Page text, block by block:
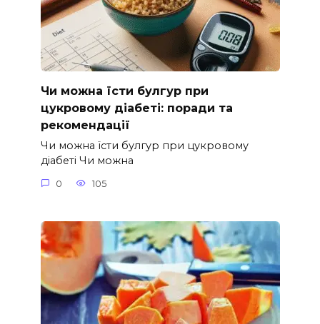
Чи можна їсти булгур при
цукровому діабеті: поради та
рекомендації
Чи можна їсти булгур при цукровому
діабеті Чи можна
0 105